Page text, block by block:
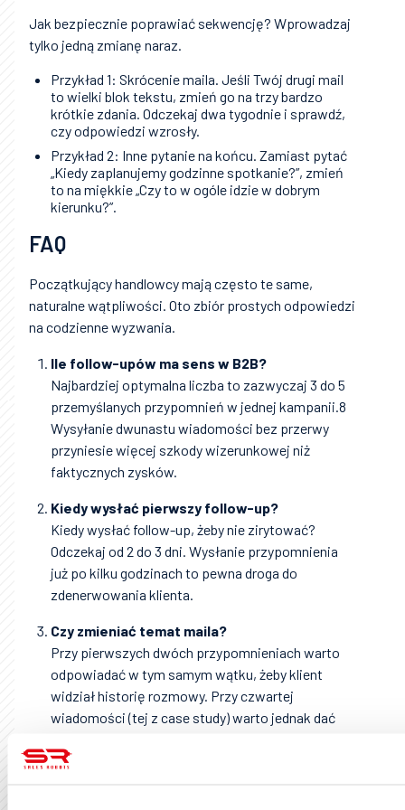
Jak bezpiecznie poprawiać sekwencję? Wprowadzaj
tylko jedną zmianę naraz.
Przykład 1: Skrócenie maila. Jeśli Twój drugi mail
to wielki blok tekstu, zmień go na trzy bardzo
krótkie zdania. Odczekaj dwa tygodnie i sprawdź,
czy odpowiedzi wzrosły.
Przykład 2: Inne pytanie na końcu. Zamiast pytać
„Kiedy zaplanujemy godzinne spotkanie?”, zmień
to na miękkie „Czy to w ogóle idzie w dobrym
kierunku?”.
FAQ
Początkujący handlowcy mają często te same,
naturalne wątpliwości. Oto zbiór prostych odpowiedzi
na codzienne wyzwania.
Ile follow-upów ma sens w B2B?
Najbardziej optymalna liczba to zazwyczaj 3 do 5
przemyślanych przypomnień w jednej kampanii.8
Wysyłanie dwunastu wiadomości bez przerwy
przyniesie więcej szkody wizerunkowej niż
faktycznych zysków.
Kiedy wysłać pierwszy follow-up?
Kiedy wysłać follow-up, żeby nie zirytować?
Odczekaj od 2 do 3 dni. Wysłanie przypomnienia
już po kilku godzinach to pewna droga do
zdenerwowania klienta.
Czy zmieniać temat maila?
Przy pierwszych dwóch przypomnieniach warto
odpowiadać w tym samym wątku, żeby klient
widział historię rozmowy. Przy czwartej
wiadomości (tej z case study) warto jednak dać